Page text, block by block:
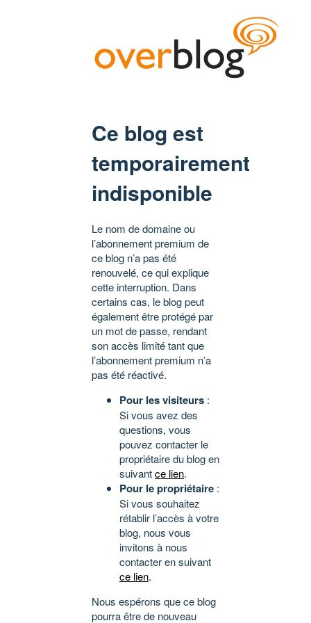
Ce blog est
temporairement
indisponible
Le nom de domaine ou
l’abonnement premium de
ce blog n’a pas été
renouvelé, ce qui explique
cette interruption. Dans
certains cas, le blog peut
également être protégé par
un mot de passe, rendant
son accès limité tant que
l’abonnement premium n’a
pas été réactivé.
Pour les visiteurs :
Si vous avez des
questions, vous
pouvez contacter le
propriétaire du blog en
suivantce lien.
Pour le propriétaire :
Si vous souhaitez
rétablir l’accès à votre
blog, nous vous
invitons à nous
contacter en suivant
ce lien.
Nous espérons que ce blog
pourra être de nouveau